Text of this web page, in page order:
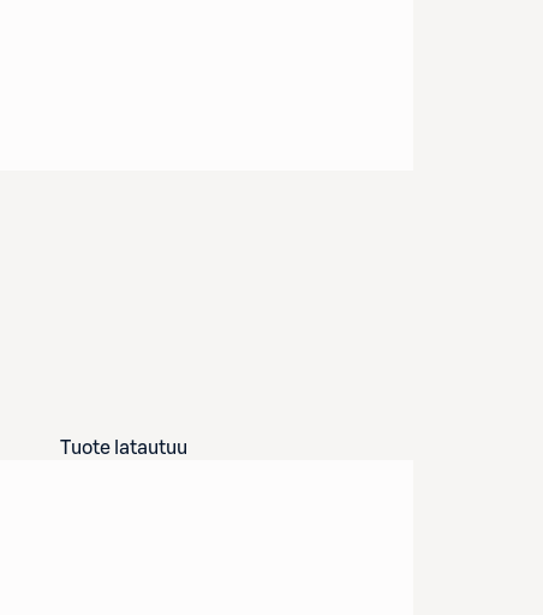
Tuote latautuu